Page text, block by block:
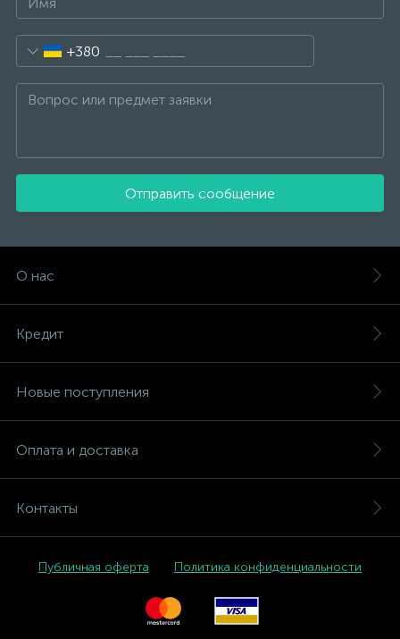
+380
Отправить сообщение
О нас
Кредит
Новые поступления
Оплата и доставка
Контакты
Публичная оферта Политика конфиденциальности